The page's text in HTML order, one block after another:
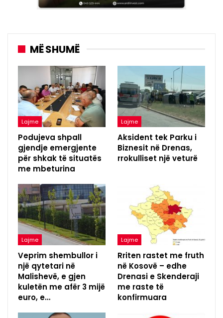
MË SHUMË
Lajme
Podujeva shpall
gjendje emergjente
për shkak të situatës
me mbeturina
Lajme
Aksident tek Parku i
Biznesit në Drenas,
rrokulliset një veturë
Lajme
Veprim shembullor i
një qytetari në
Malishevë, e gjen
kuletën me afër 3 mijë
euro, e…
Lajme
Rriten rastet me fruth
në Kosovë – edhe
Drenasi e Skenderaji
me raste të
konfirmuara